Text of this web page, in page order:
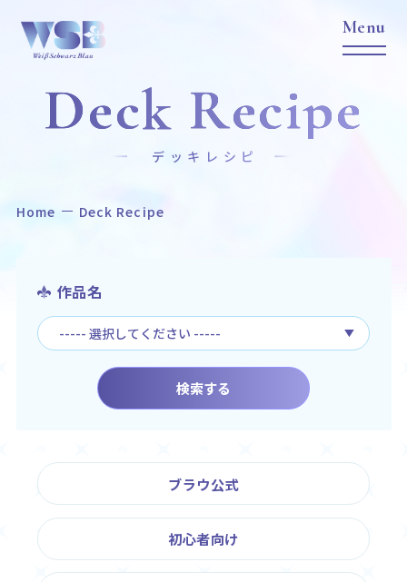
Home
Title
Event
イベント
Card List
カードリスト
Rule / Q&A Deck Recipe
Deck Recipe
デッキレシピ
Home Deck Recipe
作品名
検索する
ブラウ公式
初心者向け